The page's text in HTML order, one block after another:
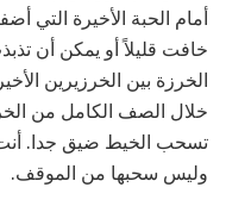
أمام الحبة الأخيرة التي
خافت قليلاً أو يمكن أن
الخرزة بين الخرزيرين
خلال الصف الكامل من
تسحب الخيط ضيق جدا. أنت
وليس سحبها من الموقف.